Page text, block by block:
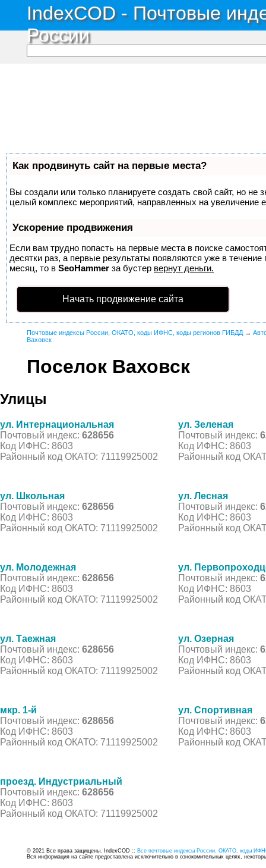
IndexCOD - Почтовые
России
Как продвинуть сайт на первые места?
Вы создали или только планируете создать свой сайт, но не
целый комплекс мероприятий, направленных на увеличение
Ускорение продвижения
Если вам трудно попасть на первые места в поиске
десятки раз, а первые результаты появляются уже в
месяц, то в SeoHammer за бустер вернут деньги.
Начать продвижение сайта
Почтовые индексы России, ОКАТО, коды ИФНС, коды регионов ГИБДД →
Ваховск
Поселок Ваховск
Улицы
ул. Интернациональная
Почтовый индекс: 628656
Код ИФНС: 8603
Районный код ОКАТО: 71119925002
ул. Зеленая
Почтовый индекс:
Код ИФНС: 8603
Районный код
ул. Школьная
Почтовый индекс: 628656
Код ИФНС: 8603
Районный код ОКАТО: 71119925002
ул. Лесная
Почтовый индекс:
Код ИФНС: 8603
Районный код
ул. Молодежная
Почтовый индекс: 628656
Код ИФНС: 8603
Районный код ОКАТО: 71119925002
ул.
Почтовый индекс:
Код ИФНС: 8603
Районный код
ул. Таежная
Почтовый индекс: 628656
Код ИФНС: 8603
Районный код ОКАТО: 71119925002
ул. Озерная
Почтовый индекс:
Код ИФНС: 8603
Районный код
мкр. 1-й
Почтовый индекс: 628656
Код ИФНС: 8603
Районный код ОКАТО: 71119925002
ул. Спортивная
Почтовый индекс:
Код ИФНС: 8603
Районный код
проезд. Индустриальный
Почтовый индекс: 628656
Код ИФНС: 8603
Районный код ОКАТО: 71119925002
© 2021 Все права защищены. IndexCOD :: Все почтовые индексы России, ОКАТО, коды
Вся информация на сайте предоставлена исключительно в ознокомительных целях,